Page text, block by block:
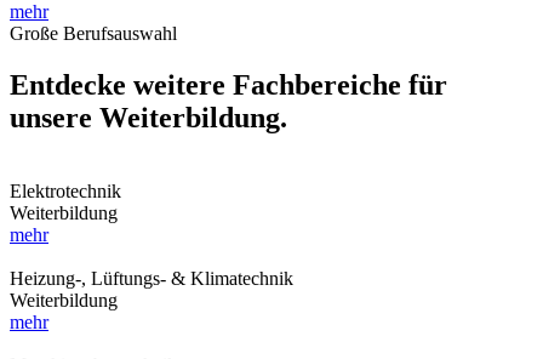
mehr
Große Berufsauswahl
Entdecke weitere Fachbereiche für
unsere Weiterbildung.
Elektrotechnik
Weiterbildung
mehr
Heizung-, Lüftungs- & Klimatechnik
Weiterbildung
mehr